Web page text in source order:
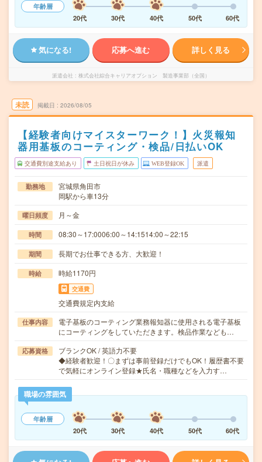
年齢層
20代
30代 40代 50代 60代
気になる! 応募へ進む 詳しく見る
派遣会社 株式会社綜合キャリアオプション 製造事業部（全国）
未読 掲載日 2026/08/05
【経験者向けマイスターワーク！】火災報知
器用基板のコーティング・検品/日払いOK
交通費別途支給あり 土日祝日が休み WEB登録OK 派遣
勤務地
宮城県角田市
岡駅から車13分
曜日頻度 月～金
時間 08:30～17:0006:00～14:1514:00～22:15
期間 長期でお仕事できる方、大歓迎！
時給 時給1170円
交通費
交通費規定内支給
仕事内容
電子基板のコーティング業務報知器に使用される電子基板
にコーティングをしていただきます。検品作業なども…
応募資格
ブランクOK / 英語力不要
◆経験者歓迎！〇まずは事前登録だけでもOK！履歴書不要
で気軽にオンライン登録★氏名・職種などを入力す…
職場の雰囲気
年齢層
20代
30代 40代 50代 60代